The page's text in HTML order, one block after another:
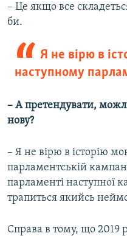
– Це якщо все
би.
Я не вірю в
наступному
– А претендувати,
нову?
– Я не вірю в історію
парламентській
парламенті наступної
трапиться якийсь
Справа в тому, що 2019